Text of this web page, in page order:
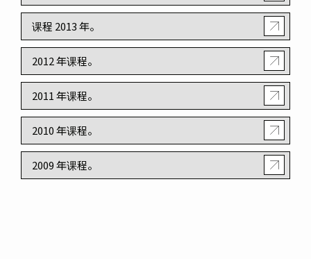
课程 2013 年。
2012 年课程。
2011 年课程。
2010 年课程。
2009 年课程。